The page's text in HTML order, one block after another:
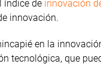
índice de innovación
innovación.
en la
tecnológica, que